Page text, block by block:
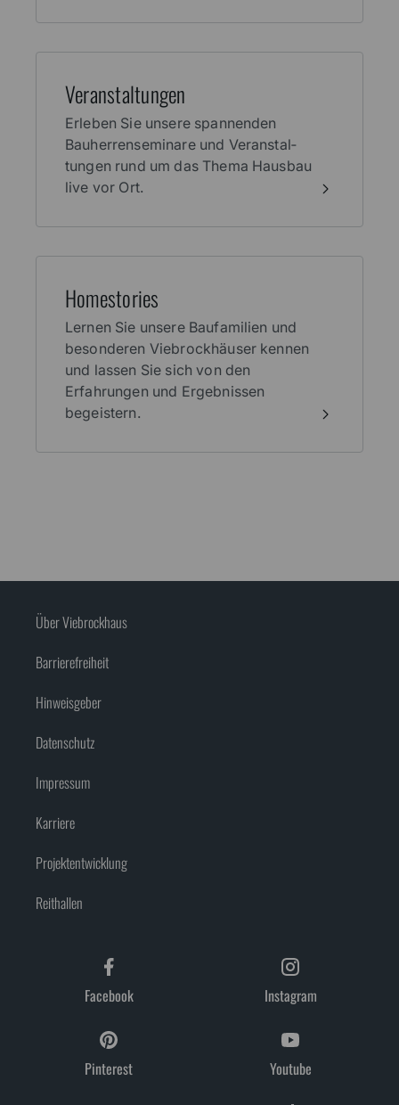
Veran­stal­tungen
Erleben Sie unsere spannenden
Bauherren­seminare und Veranstal­
tungen rund um das Thema Haus­bau
live vor Ort.
Home­stories
Lernen Sie unsere Baufamilien und
besonderen Viebrockhäuser kennen
und lassen Sie sich von den
Erfahrungen und Ergebnissen
begeistern.
Über Viebrockhaus
Barrierefreiheit
Hinweisgeber
Datenschutz
Impressum
Karriere
Projektentwicklung
Reithallen
Facebook Instagram
Pinterest Youtube